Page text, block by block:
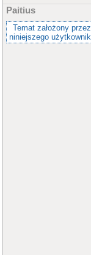
Paitius
Temat założony przez
niniejszego